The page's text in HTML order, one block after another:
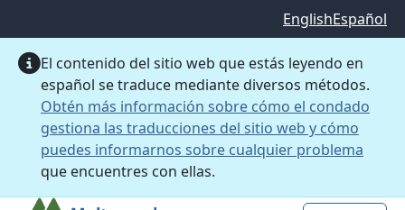
EnglishEspañol
El contenido del sitio web que estás leyendo en
español se traduce mediante diversos métodos.
Obtén más información sobre cómo el condado
gestiona las traducciones del sitio web y cómo
puedes informarnos sobre cualquier problema
que encuentres con ellas.